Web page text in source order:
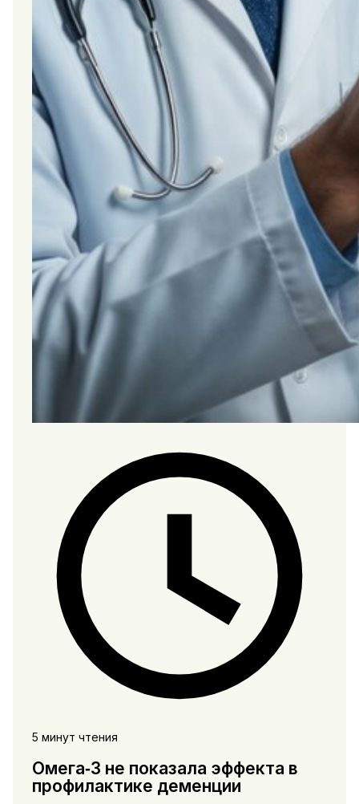
5 минут чтения
Омега‑3 не показала эффекта в
профилактике деменции